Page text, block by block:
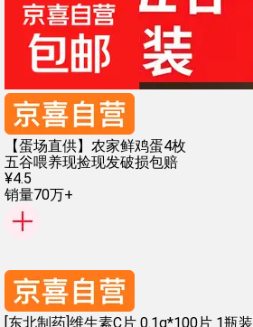
【蛋场直供】农家鲜鸡蛋4枚
五谷喂养现捡现发破损包赔
¥4.5
销量70万+
[东北制药]维生素C片 0.1g*100片 1瓶装